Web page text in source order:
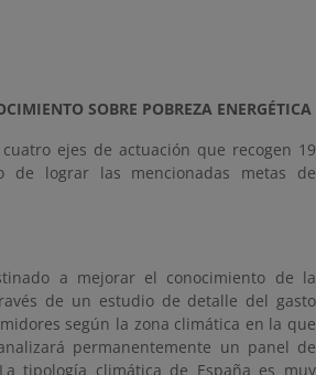
SOBRE POBREZA ENERGÉTICA
ejes de actuación que recogen 19
de lograr las mencionadas metas de
a mejorar el conocimiento de la
de un estudio de detalle del gasto
según la zona climática en la que
permanentemente un panel de
tipología climática de España es muy